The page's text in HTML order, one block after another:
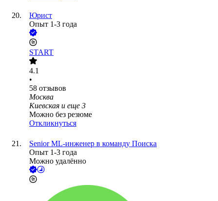
Юрист
Опыт 1-3 года
START
4.1
•
58 отзывов
Москва
Киевская и еще 3
Можно без резюме
Откликнуться
Senior ML-инженер в команду Поиска
Опыт 1-3 года
Можно удалённо